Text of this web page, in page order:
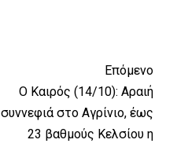
Επόμενο
Ο Καιρός (14/10): Αραιή
συννεφιά στο Αγρίνιο, έως
23 βαθμούς Κελσίου η